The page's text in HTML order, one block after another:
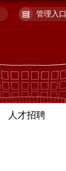
管理入口
人才招聘